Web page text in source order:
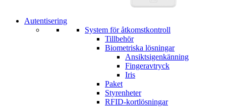
Autentisering
System för åtkomstkontroll
Tillbehör
Biometriska lösningar
Ansiktsigenkänning
Fingeravtryck
Iris
Paket
Styrenheter
RFID-kortlösningar